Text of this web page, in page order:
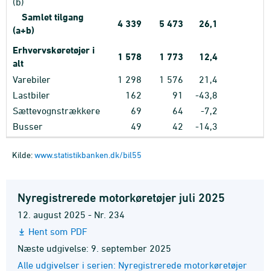
Samlet tilgang
(a+b)
4 339 5 473 26,1
Erhvervskøretøjer i
alt
1 578 1 773 12,4
Varebiler 1 298 1 576 21,4
Lastbiler
162 91
-43,8
Sættevognstrækkere
69 64
-7,2
Busser
49 42 -14,3
Kilde:www.statistikbanken.dk/bil55
Nyregistrerede motorkøretøjer juli 2025
12. august 2025 - Nr. 234
Hent som PDF
Næste udgivelse: 9. september 2025
Alle udgivelser i serien: Nyregistrerede motorkøretøjer